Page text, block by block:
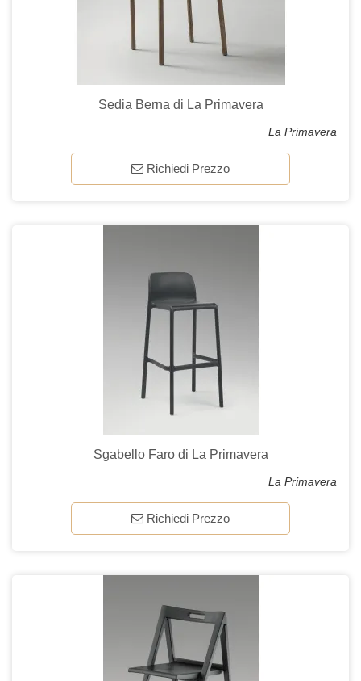
Sedia Berna di La Primavera
La Primavera
Richiedi Prezzo
Sgabello Faro di La Primavera
La Primavera
Richiedi Prezzo